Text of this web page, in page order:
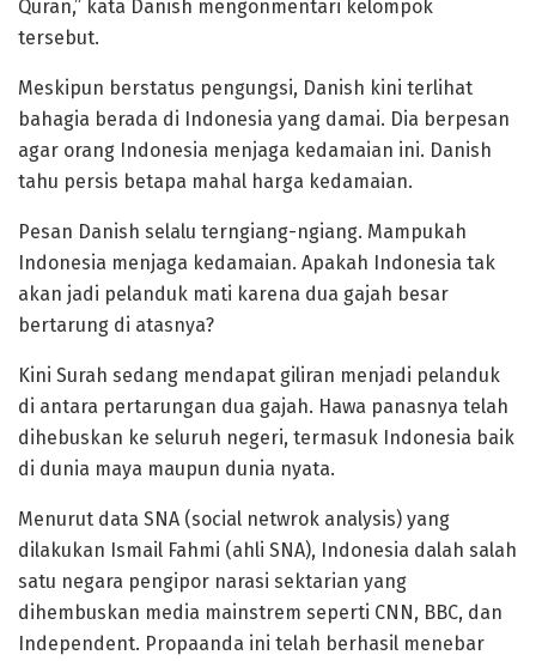
Quran,” kata Danish mengonmentari kelompok
tersebut.
Meskipun berstatus pengungsi, Danish kini terlihat
bahagia berada di Indonesia yang damai. Dia berpesan
agar orang Indonesia menjaga kedamaian ini. Danish
tahu persis betapa mahal harga kedamaian.
Pesan Danish selalu terngiang-ngiang. Mampukah
Indonesia menjaga kedamaian. Apakah Indonesia tak
akan jadi pelanduk mati karena dua gajah besar
bertarung di atasnya?
Kini Surah sedang mendapat giliran menjadi pelanduk
di antara pertarungan dua gajah. Hawa panasnya telah
dihebuskan ke seluruh negeri, termasuk Indonesia baik
di dunia maya maupun dunia nyata.
Menurut data SNA (social netwrok analysis) yang
dilakukan Ismail Fahmi (ahli SNA), Indonesia dalah salah
satu negara pengipor narasi sektarian yang
dihembuskan media mainstrem seperti CNN, BBC, dan
Independent. Propaanda ini telah berhasil menebar